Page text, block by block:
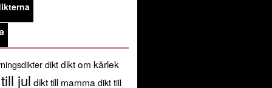
share/pear:/usr/share/php') in
diktdikt om kärlek
jul dikt till mamma dikt till